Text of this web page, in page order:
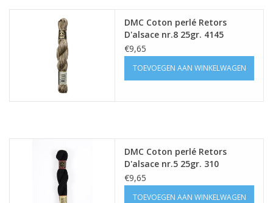
DMC Coton perlé Retors
D'alsace nr.8 25gr. 4145
€9,65
TOEVOEGEN AAN WINKELWAGEN
DMC Coton perlé Retors
D'alsace nr.5 25gr. 310
€9,65
TOEVOEGEN AAN WINKELWAGEN